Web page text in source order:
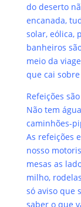
do deserto
encanada,
solar, eólica,
banheiros
meio da
que cai
Refeições
Não tem
caminhões-
As refeições
nosso
mesas as
milho,
só aviso que
saber o que